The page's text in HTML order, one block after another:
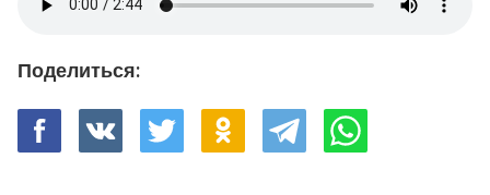
Поделиться: